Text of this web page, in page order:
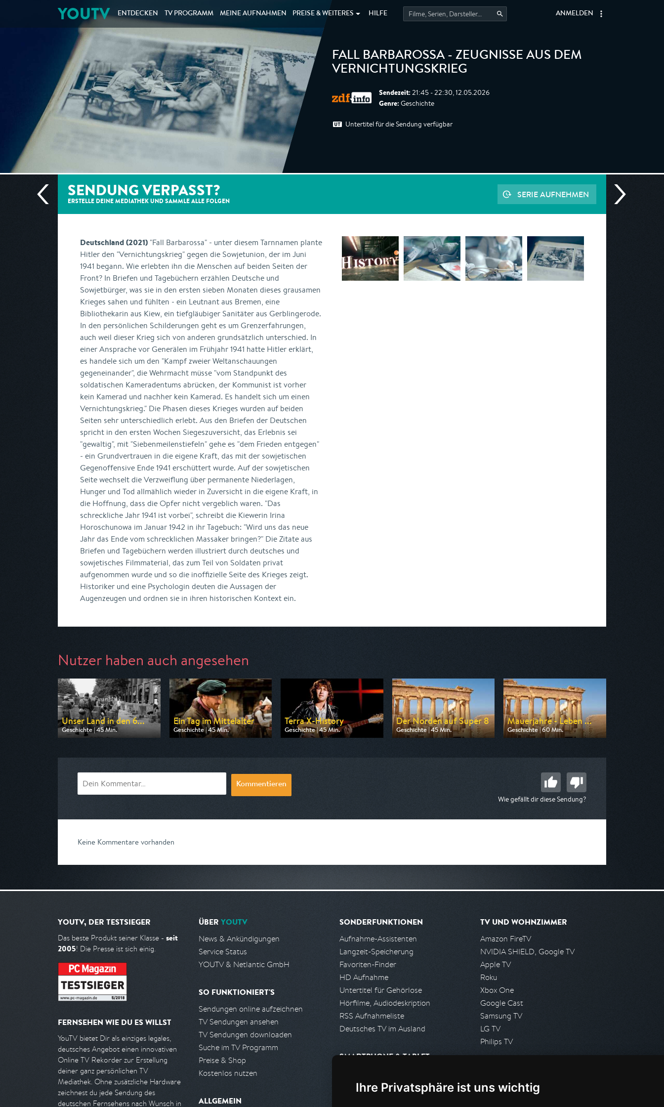
Ihre Privatsphäre ist uns wichtig
YOUTV ENTDECKEN TV PROGRAMM MEINE AUFNAHMEN PREISE & WEITERES HILFE ANMELDEN
FALL BARBAROSSA - ZEUGNISSE AUS DEM
VERNICHTUNGSKRIEG
Sendezeit: 21:45 - 22:30, 12.05.2026
Genre: Geschichte
Untertitel für die Sendung verfügbar
SENDUNG VERPASST?
ERSTELLE DEINE MEDIATHEK UND SAMMLE ALLE FOLGEN
SERIE AUFNEHMEN
Deutschland (2021) "Fall Barbarossa" - unter diesem Tarnnamen plante
Hitler den "Vernichtungskrieg" gegen die Sowjetunion, der im Juni
1941 begann. Wie erlebten ihn die Menschen auf beiden Seiten der
Front? In Briefen und Tagebüchern erzählen Deutsche und
Sowjetbürger, was sie in den ersten sieben Monaten dieses grausamen
Krieges sahen und fühlten - ein Leutnant aus Bremen, eine
Bibliothekarin aus Kiew, ein tiefgläubiger Sanitäter aus Gerblingerode.
In den persönlichen Schilderungen geht es um Grenzerfahrungen,
auch weil dieser Krieg sich von anderen grundsätzlich unterschied. In
einer Ansprache vor Generälen im Frühjahr 1941 hatte Hitler erklärt,
es handele sich um den "Kampf zweier Weltanschauungen
gegeneinander", die Wehrmacht müsse "vom Standpunkt des
soldatischen Kameradentums abrücken, der Kommunist ist vorher
kein Kamerad und nachher kein Kamerad. Es handelt sich um einen
Vernichtungskrieg." Die Phasen dieses Krieges wurden auf beiden
Seiten sehr unterschiedlich erlebt. Aus den Briefen der Deutschen
spricht in den ersten Wochen Siegeszuversicht, das Erlebnis sei
"gewaltig", mit "Siebenmeilenstiefeln" gehe es "dem Frieden entgegen"
- ein Grundvertrauen in die eigene Kraft, das mit der sowjetischen
Gegenoffensive Ende 1941 erschüttert wurde. Auf der sowjetischen
Seite wechselt die Verzweiflung über permanente Niederlagen,
Hunger und Tod allmählich wieder in Zuversicht in die eigene Kraft, in
die Hoffnung, dass die Opfer nicht vergeblich waren. "Das
schreckliche Jahr 1941 ist vorbei", schreibt die Kiewerin Irina
Horoschunowa im Januar 1942 in ihr Tagebuch: "Wird uns das neue
Jahr das Ende vom schrecklichen Massaker bringen?" Die Zitate aus
Briefen und Tagebüchern werden illustriert durch deutsches und
sowjetisches Filmmaterial, das zum Teil von Soldaten privat
aufgenommen wurde und so die inoffizielle Seite des Krieges zeigt.
Historiker und eine Psychologin deuten die Aussagen der
Augenzeugen und ordnen sie in ihren historischen Kontext ein.
Nutzer haben auch angesehen
Unser Land in den 6...
Geschichte | 45 Min.
Ausgestrahlt von Phoenix
Ein Tag im Mittelalter
Geschichte | 45 Min.
Ausgestrahlt von ZDF info
Terra X-History
Geschichte | 45 Min.
Ausgestrahlt von Phoenix
Der Norden auf Super 8
Geschichte | 45 Min.
Ausgestrahlt von NDR
Mauerjahre - Leben ...
Geschichte | 60 Min.
Ausgestrahlt von Phoenix
Kommentieren
Wie gefällt dir diese Sendung?
Keine Kommentare vorhanden
YOUTV, DER TESTSIEGER
Das beste Produkt seiner Klasse - seit
2005! Die Presse ist sich einig.
FERNSEHEN WIE DU ES WILLST
YouTV bietet Dir als einziges legales,
deutsches Angebot einen innovativen
Online TV Rekorder zur Erstellung
deiner ganz persönlichen TV
Mediathek. Ohne zusätzliche Hardware
zeichnest du jede Sendung des
deutschen Fernsehens nach Wunsch in
ÜBER YOUTV
News & Ankündigungen
Service Status
YOUTV & Netlantic GmbH
SO FUNKTIONIERT'S
Sendungen online aufzeichnen
TV Sendungen ansehen
TV Sendungen downloaden
Suche im TV Programm
Preise & Shop
Kostenlos nutzen
ALLGEMEIN
SONDERFUNKTIONEN
Aufnahme-Assistenten
Langzeit-Speicherung
Favoriten-Finder
HD Aufnahme
Untertitel für Gehörlose
Hörfilme, Audiodeskription
RSS Aufnahmeliste
Deutsches TV im Ausland
SMARTPHONE & TABLET
Android App
TV UND WOHNZIMMER
Amazon FireTV
NVIDIA SHIELD, Google TV
Apple TV
Roku
Xbox One
Google Cast
Samsung TV
LG TV
Philips TV
Presseanfrage stellen